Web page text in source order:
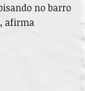
no barro
afirma